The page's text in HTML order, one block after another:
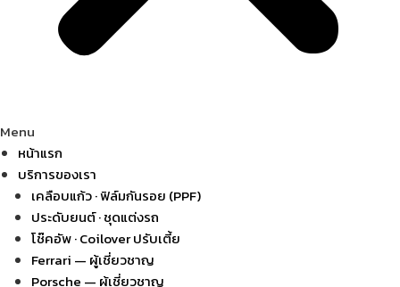
Menu
หน้าแรก
บริการของเรา
เคลือบแก้ว · ฟิล์มกันรอย (PPF)
ประดับยนต์ · ชุดแต่งรถ
โช๊คอัพ · Coilover ปรับเตี้ย
Ferrari — ผู้เชี่ยวชาญ
Porsche — ผู้เชี่ยวชาญ